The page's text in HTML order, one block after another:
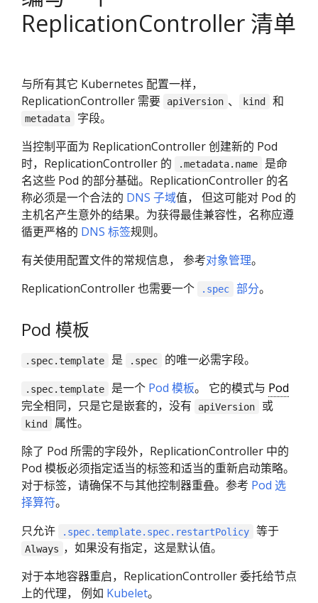
ReplicationController 清单
与所有其它 Kubernetes 配置一样，
ReplicationController 需要
apiVersion 、 kind 和
metadata
字段。
当控制平面为 ReplicationController 创建新的 Pod
时，ReplicationController 的
.metadata.name
是命
名这些 Pod 的部分基础。ReplicationController 的名
称必须是一个合法的 DNS 子域值， 但这可能对 Pod 的
主机名产生意外的结果。为获得最佳兼容性，名称应遵
循更严格的 DNS 标签规则。
有关使用配置文件的常规信息， 参考对象管理。
ReplicationController 也需要一个
.spec 部分。
Pod 模板
.spec.template 是 .spec 的唯一必需字段。
.spec.template 是一个 Pod 模板。 它的模式与 Pod
完全相同，只是它是嵌套的，没有
apiVersion 或
kind
属性。
除了 Pod 所需的字段外，ReplicationController 中的
Pod 模板必须指定适当的标签和适当的重新启动策略。
对于标签，请确保不与其他控制器重叠。参考 Pod 选
择算符。
只允许
.spec.template.spec.restartPolicy 等于
Always ，如果没有指定，这是默认值。
对于本地容器重启，ReplicationController 委托给节点
上的代理， 例如 Kubelet。